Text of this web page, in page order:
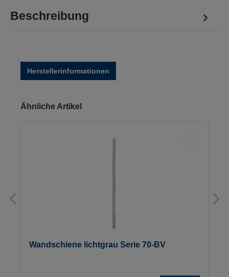
Beschreibung
Herstellerinformationen
Produktgalerie überspringen
Ähnliche Artikel
Wandschiene lichtgrau Serie 70-BV